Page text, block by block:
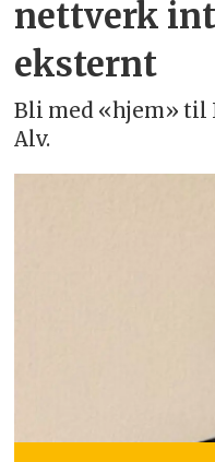
nettverk
eksternt
Bli med «hjem»
Alv.